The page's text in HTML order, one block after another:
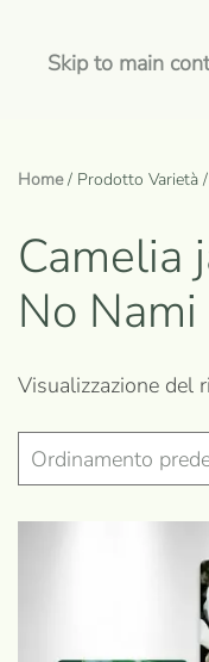
Skip to main
Home/ Prodotto Varietà /
Camelia
No Nami
Visualizzazione del